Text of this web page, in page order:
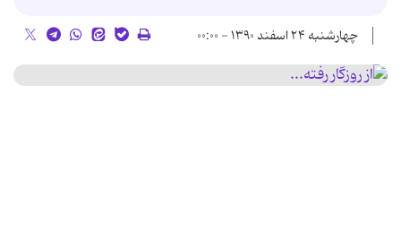
چهارشنبه ۲۴ اسفند ۱۳۹۰ - ۰۰:۰۰